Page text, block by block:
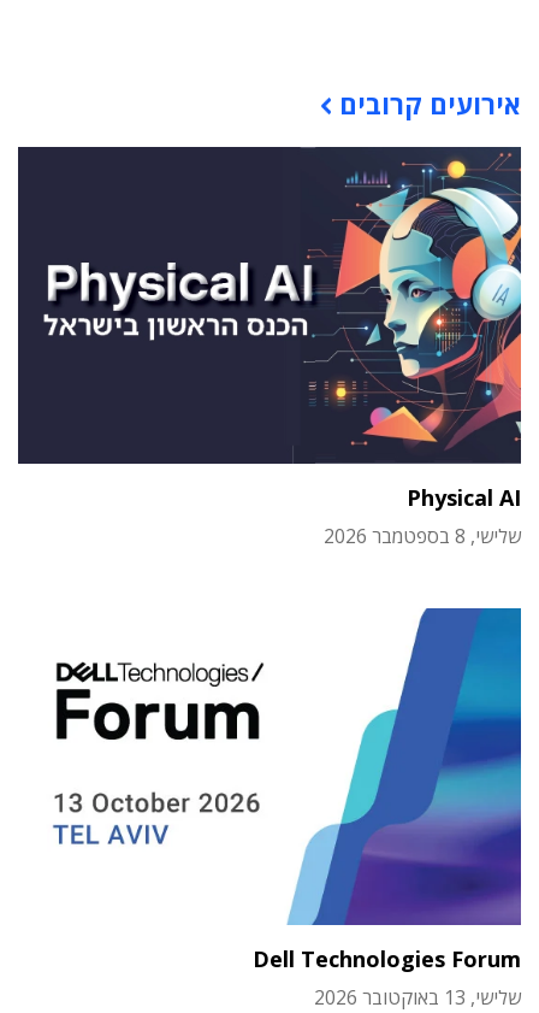
אירועים קרובים
Physical AI
שלישי, 8 בספטמבר 2026
Dell Technologies Forum
שלישי, 13 באוקטובר 2026